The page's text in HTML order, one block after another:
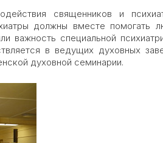
священников и
должны вместе помогать
важность специальной
в ведущих духовных
духовной семинарии.